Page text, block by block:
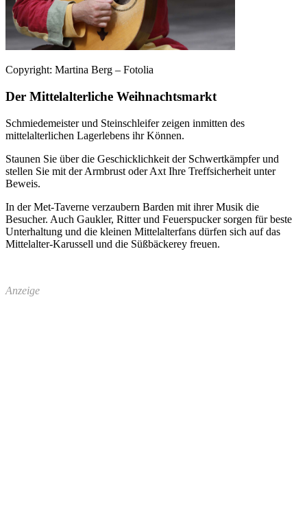
Copyright: Martina Berg – Fotolia
Der Mittelalterliche Weihnachtsmarkt
Schmiedemeister und Steinschleifer zeigen inmitten des
mittelalterlichen Lagerlebens ihr Können.
Staunen Sie über die Geschicklichkeit der Schwertkämpfer und
stellen Sie mit der Armbrust oder Axt Ihre Treffsicherheit unter
Beweis.
In der Met-Taverne verzaubern Barden mit ihrer Musik die
Besucher. Auch Gaukler, Ritter und Feuerspucker sorgen für beste
Unterhaltung und die kleinen Mittelalterfans dürfen sich auf das
Mittelalter-Karussell und die Süßbäckerey freuen.
Anzeige